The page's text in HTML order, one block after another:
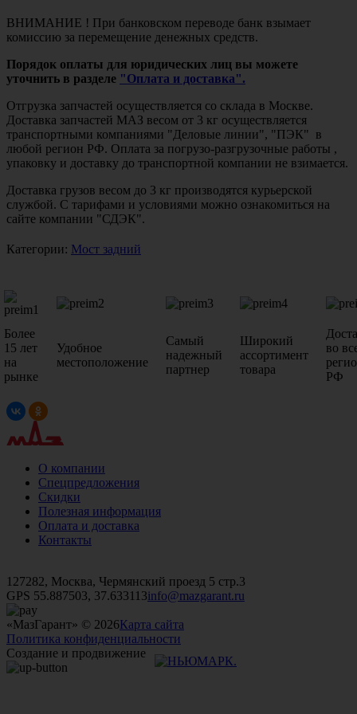
ВНИМАНИЕ ! При банковском переводе банк взымает
комиссию за перемещение денежных средств.
Порядок оплаты для юридических лиц вы можете
уточнить в разделе "Оплата и доставка".
Отгрузка запчастей осуществляется со склада в Москве.
Доставка запчастей МАЗ весом от 3 кг осуществляется
транспортными компаниями "Деловые линии", "ПЭК" в
любой регион РФ. Оплата за погрузо-разгрузочные работы ,
упаковку и доставку до транспортной компании не взимается.
Доставка грузов весом до 3 кг производятся курьерской
службой. С тарифами и условиями можно ознакомиться на
сайте компании "СДЭК".
Категории: Мост задний
Более
15 лет
на
рынке
Удобное
местоположение
Самый
надежный
партнер
Широкий
ассортимент
товара
во
РФ
О компании
Спецпредложения
Скидки
Полезная информация
Оплата и доставка
Контакты
127282, Москва, Чермянский проезд 5 стр.3
GPS 55.887503, 37.633113info@mazgarant.ru
«МазГарант» © 2026Карта сайта
Политика конфиденциальности
Создание и продвижение